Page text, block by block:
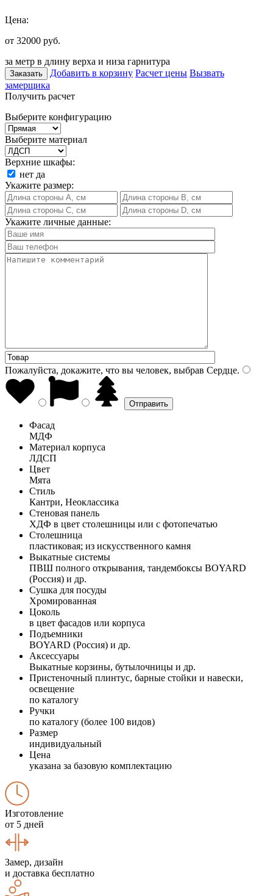
Цена:
от 32000 руб.
за метр в длину верха и низа гарнитура
Заказать Добавить в корзину Расчет цены Вызвать
замерщика
Получить расчет
Выберите конфигурацию
Выберите материал
Верхние шкафы:
нет да
Укажите размер:
Укажите личные данные:
Пожалуйста, докажите, что вы человек, выбрав Сердце.
Фасад
МДФ
Материал корпуса
ЛДСП
Цвет
Мята
Стиль
Кантри, Неоклассика
Стеновая панель
ХДФ в цвет столешницы или с фотопечатью
Столешница
пластиковая; из искусственного камня
Выкатные системы
ПВШ полного открывания, тандембоксы BOYARD
(Россия) и др.
Сушка для посуды
Хромированная
Цоколь
в цвет фасадов или корпуса
Подъемники
BOYARD (Россия) и др.
Аксессуары
Выкатные корзины, бутылочницы и др.
Пристеночный плинтус, барные стойки и навески,
освещение
по каталогу
Ручки
по каталогу (более 100 видов)
Размер
индивидуальный
Цена
указана за базовую комплектацию
Изготовление
от 5 дней
Замер, дизайн
и доставка бесплатно